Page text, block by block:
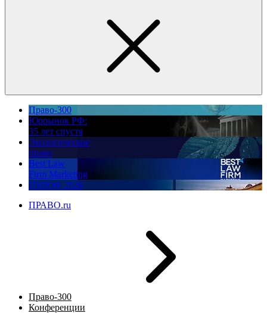
Право-300
Юррынок РФ:
35 лет спустя
Экологическое
право
Best Law
Firm Marketing
ПМЮФ 2026
ПРАВО.ru
Право-300
Конференции